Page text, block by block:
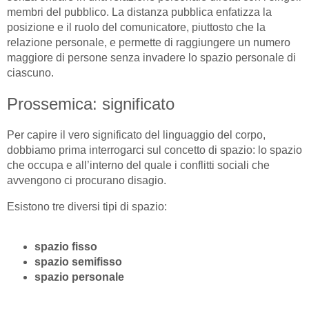
membri del pubblico. La distanza pubblica enfatizza la
posizione e il ruolo del comunicatore, piuttosto che la
relazione personale, e permette di raggiungere un numero
maggiore di persone senza invadere lo spazio personale di
ciascuno.
Prossemica: significato
Per capire il vero significato del linguaggio del corpo,
dobbiamo prima interrogarci sul concetto di spazio: lo spazio
che occupa e all’interno del quale i conflitti sociali che
avvengono ci procurano disagio.
Esistono tre diversi tipi di spazio:
spazio fisso
spazio semifisso
spazio personale